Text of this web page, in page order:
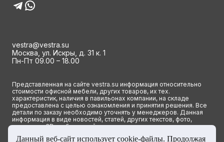
vestra@vestra.su
Москва, ул. Искры, д. 31 к. 1
Пн-Пт 09.00 – 18.00
Представленная на сайте vestra.su информация относительно
стоимости офисной мебели, других товаров, их тех.
характеристик, наличия в павильонах компании, на складе
предоставлена с целью ознакомления и принятия решения. Все
детали по заказу необходимо уточнять у менеджеров. Данная
информация в виде новостей, статей, других текстов, фото,
картинок и 3D изображений ни при каких условиях не является
положениями ст. 437(2) Гражданского кодекса РФ.
Данный веб-сайт использует cookie-файлы. Продолжая